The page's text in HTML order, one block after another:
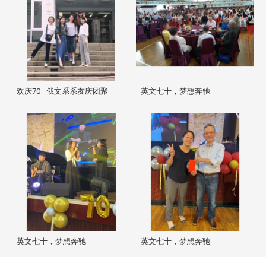
欢庆70—俄文系系友庆团聚 英文七十，梦想奔驰
英文七十，梦想奔驰 英文七十，梦想奔驰